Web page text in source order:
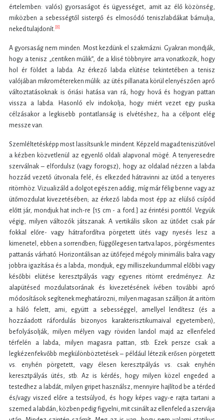
értelemben: valós) gyorsaságot és ügyességet, amit az élő közönség,
miközben a sebességtől sistergő és elmosódó teniszlabdákat bámulja,
neked tulajdonít. [8]
A gyorsaság nem minden. Most kezdünk el szakmázni. Gyakran mondják,
hogy a tenisz „centiken múlik”, de a klisé többnyire arra vonatkozik, hogy
hol ér földet a labda. Az érkező labda elütése tekintetében a tenisz
valójában mikrométereken múlik: az ütés pillanata körül elenyészően apró
változtatásoknak is óriási hatása van rá, hogy hová és hogyan pattan
vissza a labda. Hasonló elv indokolja, hogy miért vezet egy puska
célzásakor a legkisebb pontatlanság is elvétéshez, ha a célpont elég
messze van.
Szemléltetésképp most lassítsunk le mindent. Képzeld magad teniszütővel
a kézben közvetlenül az egyenlő oldali alapvonal mögé. A tenyeresedre
szerválnak – elfordulsz (vagy forogsz), hogy az oldalad nézzen a labda
hozzád vezető útvonala felé, és elkezded hátravinni az ütőd a tenyeres
ritörnhöz. Vizualizáld a dolgot egészen addig, míg már félig benne vagy az
ütőmozdulat kivezetésében; az érkező labda most épp az elülső csípőd
előtt jár, mondjuk hat inch-re [15 cm - a ford.] az érintési ponttól. Vegyük
végig, milyen változók játszanak. A vertikális síkon az ütődet csak pár
fokkal előre- vagy hátrafordítva pörgetett ütés vagy nyesés lesz a
kimenetel, ebben a sorrendben; függőlegesen tartva lapos, pörgésmentes
pattanás várható. Horizontálisan az ütőfejed mégoly minimális balra vagy
jobbra igazítása és a labda, mondjuk, egy milliszekundummal előbbi vagy
későbbi elütése keresztpályás vagy egyenes ritörnt eredményez. Az
alapütésed mozdulatsorának és kivezetésének ívében további apró
módosítások segítenek meghatározni, milyen magasan szálljon át a ritörn
a háló felett, ami, együtt a sebességgel, amellyel lendítesz (és a
hozzáadott ráfordulás bizonyos karakterisztikumaival egyetemben),
befolyásolják, milyen mélyen vagy röviden landol majd az ellenfeled
térfelén a labda, milyen magasra pattan, stb. Ezek persze csak a
legkézenfekvőbb megkülönböztetések – például létezik erősen pörgetett
vs. enyhén pörgetett, vagy élesen keresztpályás vs. csak enyhén
keresztpályás ütés, stb. Az is kérdés, hogy milyen közel engeded a
testedhez a labdát, milyen gripet használsz, mennyire hajlítod be a térded
és/vagy viszed előre a testsúlyod, és hogy képes vagy-e rajta tartani a
szemed a labdán, közben pedig figyelni, mit csinált az ellenfeled a szervája